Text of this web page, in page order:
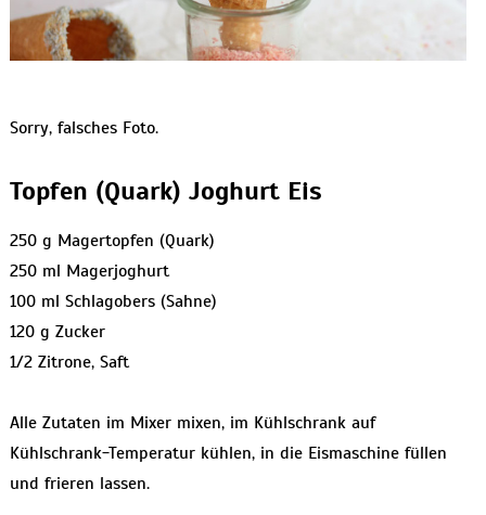
Sorry, falsches Foto.
Topfen (Quark) Joghurt Eis
250 g Magertopfen (Quark)
250 ml Magerjoghurt
100 ml Schlagobers (Sahne)
120 g Zucker
1/2 Zitrone, Saft
Alle Zutaten im Mixer mixen, im Kühlschrank auf
Kühlschrank-Temperatur kühlen, in die Eismaschine füllen
und frieren lassen.